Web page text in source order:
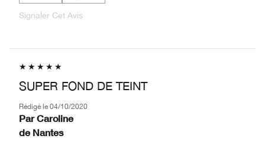
Signaler Cet Avis
SUPER FOND DE TEINT
Rédigé le 04/10/2020
Par Caroline
de Nantes